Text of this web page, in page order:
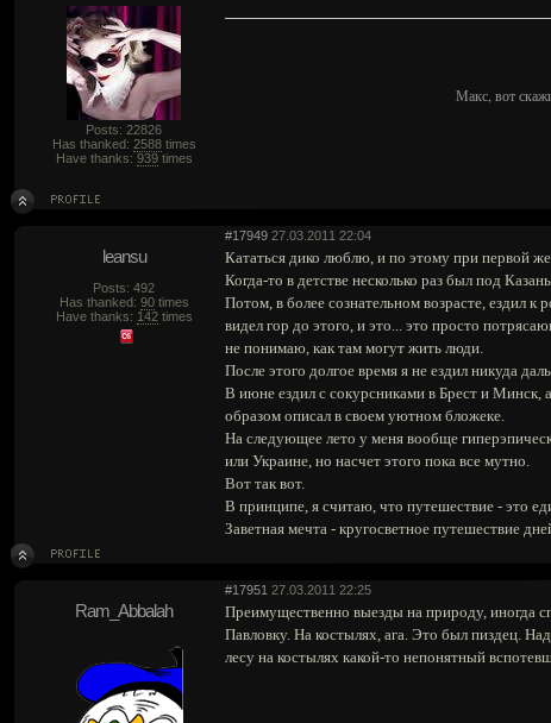
Posts: 22826
Has thanked: 2588times
Have thanks: 939times
Макс, вот
#17949 27.03.2011 22:04
leansu
Posts: 492
Has thanked: 90times
Have thanks: 142times
Кататься дико люблю, и по этому при первой
Когда-то в детстве несколько раз был под
Потом, в более сознательном возрасте, ездил
видел гор до этого, и это... это просто
не понимаю, как там могут жить люди.
После этого долгое время я не ездил никуда
В июне ездил с сокурсниками в Брест и Минск,
образом описал в своем уютном бложеке.
На следующее лето у меня вообще
или Украине, но насчет этого пока все мутно.
Вот так вот.
В принципе, я считаю, что путешествие - это
Заветная мечта - кругосветное путешествие
#17951 27.03.2011 22:25
Ram_Abbalah
Преимущественно выезды на природу, иногда
Павловку. На костылях, ага. Это был пиздец.
лесу на костылях какой-то непонятный